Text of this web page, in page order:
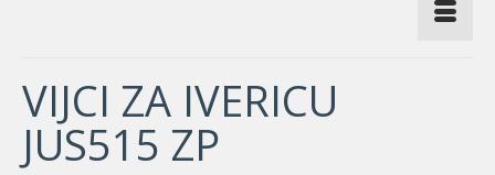
VIJCI ZA IVERICU
JUS515 ZP